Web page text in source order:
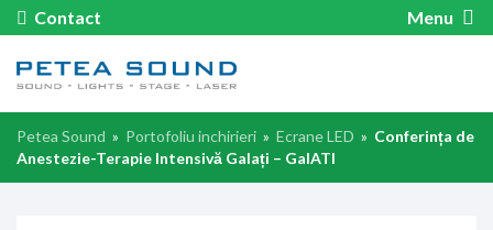
Contact Menu
Petea Sound » Portofoliu inchirieri » Ecrane LED » Conferința de
Anestezie-Terapie Intensivă Galați – GalATI